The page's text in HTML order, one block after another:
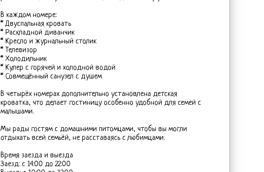
В каждом номере:
* Двуспальная кровать
* Раскладной диванчик
* Кресло и журнальный столик
* Телевизор
* Холодильник
* Кулер с горячей и холодной водой
* Совмещённый санузел с душем
В четырёх номерах дополнительно установлена детская
кроватка, что делает гостиницу особенно удобной для семей с
малышами.
Мы рады гостям с домашними питомцами, чтобы вы могли
отдыхать всей семьёй, не расставаясь с любимцами.
Время заезда и выезда
Заезд: с 14:00 до 22:00